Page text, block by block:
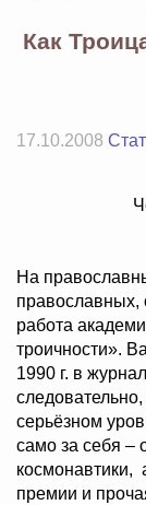
Как
17.10.2008
На
православных,
работа
троичности».
1990 г. в
серьёзном
само за себя –
космонавтики,
премии и